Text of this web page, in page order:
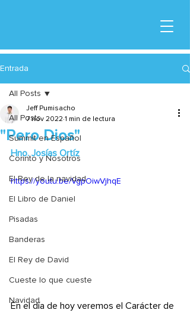
Entrada
All Posts
Summit en Español
Corinto y Nosotros
El Rey de la navidad
El Libro de Daniel
Pisadas
Banderas
El Rey de David
Cueste lo que cueste
Navidad
All Posts
"Pero Dios"
Jeff Pumisacho
7 nov 2022 1 min de lectura
Hno. Josías Ortíz
https://youtu.be/VgpOiwVjhqE
En el día de hoy veremos el Carácter de